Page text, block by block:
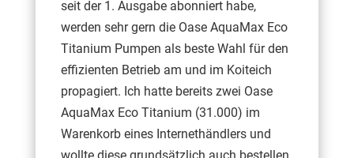
seit der 1. Ausgabe abonniert habe,
werden sehr gern die Oase AquaMax Eco
Titanium Pumpen als beste Wahl für den
effizienten Betrieb am und im Koiteich
propagiert. Ich hatte bereits zwei Oase
AquaMax Eco Titanium (31.000) im
Warenkorb eines Internethändlers und
wollte diese grundsätzlich auch bestellen,